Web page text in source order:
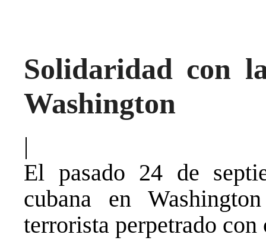
Solidaridad con
Washington
|
El pasado 24 de
cubana en
terrorista perpetrado